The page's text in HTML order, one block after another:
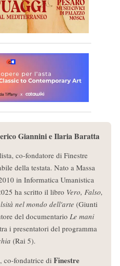
Giannini e Ilaria Baratta
co-fondatore di Finestre
della testata. Nato a Massa
in Informatica Umanistica
ha scritto il libro Vero, Falso,
nel mondo dell'arte (Giunti
del documentario Le mani
i presentatori del programma
(Rai 5).
co-fondatrice di Finestre